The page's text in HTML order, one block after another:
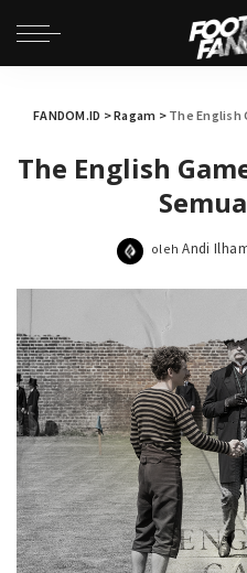
FANDOM.ID >Ragam > The English
The English
Posted
oleh Andi